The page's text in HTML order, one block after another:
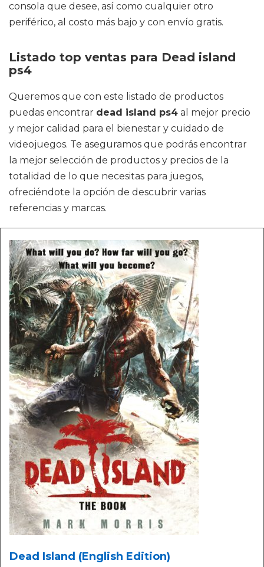
consola que desee, así como cualquier otro
periférico, al costo más bajo y con envío gratis.
Listado top ventas para Dead island
ps4
Queremos que con este listado de productos
puedas encontrar dead island ps4 al mejor precio
y mejor calidad para el bienestar y cuidado de
videojuegos. Te aseguramos que podrás encontrar
la mejor selección de productos y precios de la
totalidad de lo que necesitas para juegos,
ofreciéndote la opción de descubrir varias
referencias y marcas.
Dead Island (English Edition)